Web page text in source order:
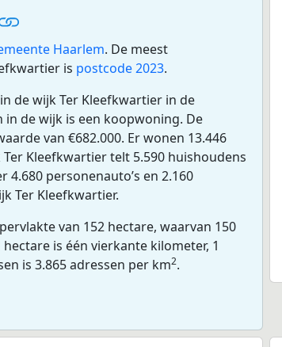
Haarlem. De meest
is postcode 2023.
de wijk Ter Kleefkwartier in de
in de wijk is een koopwoning. De
van €682.000. Er wonen 13.446
Kleefkwartier telt 5.590 huishoudens
personenauto’s en 2.160
Ter Kleefkwartier.
van 152 hectare, waarvan 150
is één vierkante kilometer, 1
is 3.865 adressen per km2.